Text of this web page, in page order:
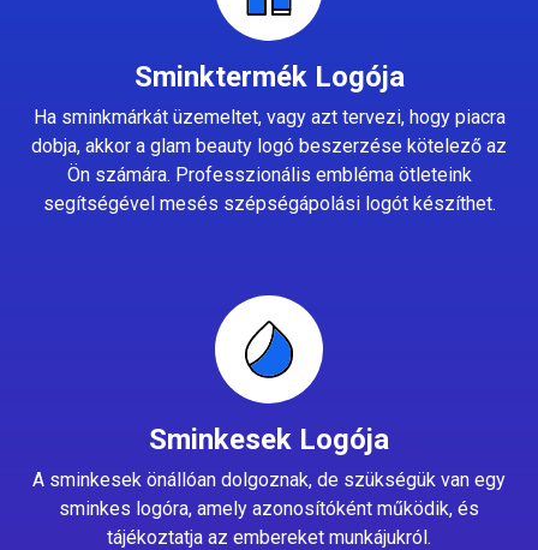
Sminktermék Logója
Ha sminkmárkát üzemeltet, vagy azt tervezi, hogy piacra
dobja, akkor a glam beauty logó beszerzése kötelező az
Ön számára. Professzionális embléma ötleteink
segítségével mesés szépségápolási logót készíthet.
Sminkesek Logója
A sminkesek önállóan dolgoznak, de szükségük van egy
sminkes logóra, amely azonosítóként működik, és
tájékoztatja az embereket munkájukról.